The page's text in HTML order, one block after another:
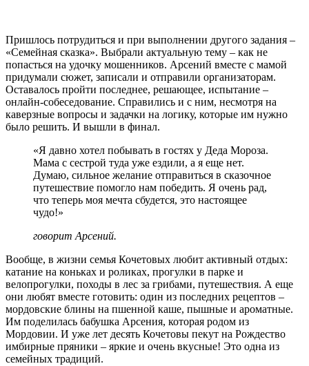
Пришлось потрудиться и при выполнении другого задания –
«Семейная сказка». Выбрали актуальную тему – как не
попасться на удочку мошенников. Арсений вместе с мамой
придумали сюжет, записали и отправили организаторам.
Оставалось пройти последнее, решающее, испытание –
онлайн-собеседование. Справились и с ним, несмотря на
каверзные вопросы и задачки на логику, которые им нужно
было решить. И вышли в финал.
«Я давно хотел побывать в гостях у Деда Мороза.
Мама с сестрой туда уже ездили, а я еще нет.
Думаю, сильное желание отправиться в сказочное
путешествие помогло нам победить. Я очень рад,
что теперь моя мечта сбудется, это настоящее
чудо!»
говорит Арсений.
Вообще, в жизни семья Кочетовых любит активный отдых:
катание на коньках и роликах, прогулки в парке и
велопрогулки, походы в лес за грибами, путешествия. А еще
они любят вместе готовить: один из последних рецептов –
мордовские блины на пшенной каше, пышные и ароматные.
Им поделилась бабушка Арсения, которая родом из
Мордовии. И уже лет десять Кочетовы пекут на Рождество
имбирные пряники – яркие и очень вкусные! Это одна из
семейных традиций.